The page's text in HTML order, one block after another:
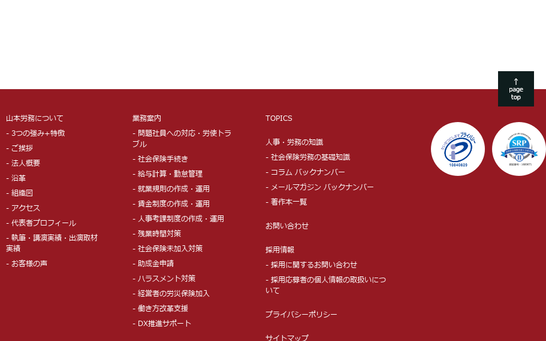
山本労務について
- 3つの強み+特徴
- ご挨拶
- 法人概要
- 沿革
- 組織図
- アクセス
- 代表者プロフィール
- 執筆・講演実績・出演取材
実績
- お客様の声
業務案内
- 問題社員への対応・労使トラ
ブル
- 社会保険手続き
- 給与計算・勤怠管理
- 就業規則の作成・運用
- 賃金制度の作成・運用
- 人事考課制度の作成・運用
- 残業時間対策
- 社会保険未加入対策
- 助成金申請
- ハラスメント対策
- 経営者の労災保険加入
- 働き方改革支援
- DX推進サポート
TOPICS
人事・労務の知識
- 社会保険労務の基礎知識
- コラム バックナンバー
- メールマガジン バックナンバー
- 著作本一覧
お問い合わせ
採用情報
- 採用に関するお問い合わせ
- 採用応募者の個人情報の取扱いにつ
いて
プライバシーポリシー
サイトマップ